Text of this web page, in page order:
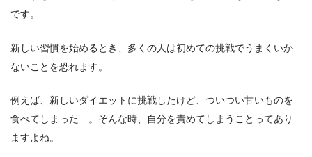
です。
新しい習慣を始めるとき、多くの人は初めての挑戦でうまくいか
ないことを恐れます。
例えば、新しいダイエットに挑戦したけど、ついつい甘いものを
食べてしまった…。そんな時、自分を責めてしまうことってあり
ますよね。